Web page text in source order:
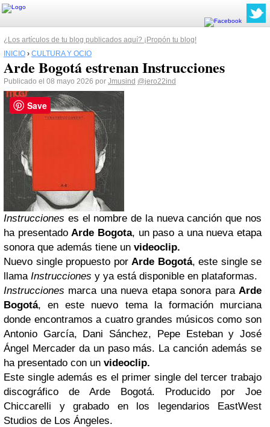
¿Los artículos de tu blog publicados aquí? ¡Propón tu blog!
INICIO › CULTURA Y OCIO
Arde Bogotá estrenan Instrucciones
Publicado el 08 mayo 2026 por Jmusind @jero22ind
Instrucciones es el nombre de la nueva canción que nos
ha presentadoArde Bogota, un paso a una nueva etapa
sonora que además tiene un videoclip.
Nuevo single propuesto por Arde Bogotá, este single se
llama Instrucciones y ya está disponible en plataformas.
Instrucciones marca una nueva etapa sonora para Arde
Bogotá, en este nuevo tema la formación murciana
donde encontramos a cuatro grandes músicos como son
Antonio García, Dani Sánchez, Pepe Esteban y José
Ángel Mercader da un paso más. La canción además se
ha presentado con un videoclip.
Este single además es el primer single del tercer trabajo
discográfico de Arde Bogotá. Producido por Joe
Chiccarelli y grabado en los legendarios EastWest
Studios de Los Ángeles.
Save